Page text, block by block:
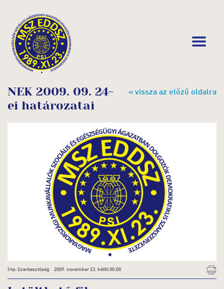
« vissza az előző oldalra
NEK 2009. 09. 24-
ei határozatai
Írta: Szerkesztőség 2009. november 23. hétfő 00:00